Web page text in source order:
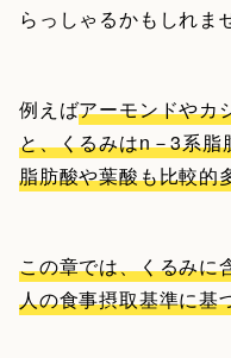
らっしゃるかもしれま
例えばアーモンドやカ
と、くるみはn－3系
脂肪酸や葉酸も比較的
この章では、くるみに
人の食事摂取基準に基